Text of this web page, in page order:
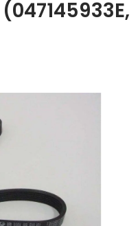
(047145933E,